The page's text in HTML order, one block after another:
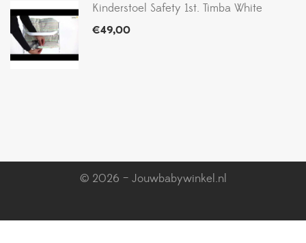
Kinderstoel Safety 1st. Timba White
€49,00
© 2026 – Jouwbabywinkel.nl